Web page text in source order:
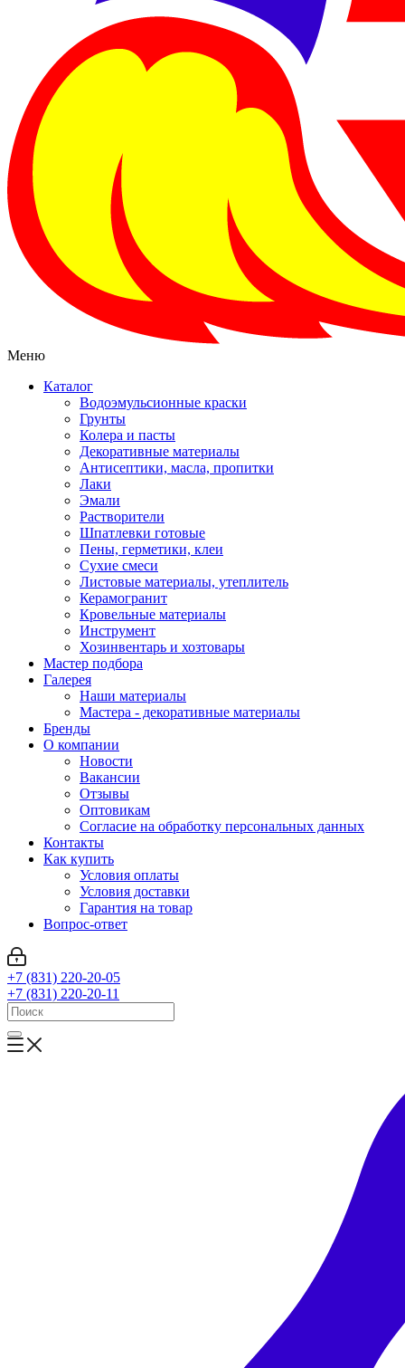
Меню
Каталог
Водоэмульсионные краски
Грунты
Колера и пасты
Декоративные материалы
Антисептики, масла, пропитки
Лаки
Эмали
Растворители
Шпатлевки готовые
Пены, герметики, клеи
Сухие смеси
Листовые материалы, утеплитель
Керамогранит
Кровельные материалы
Инструмент
Хозинвентарь и хозтовары
Мастер подбора
Галерея
Наши материалы
Мастера - декоративные материалы
Бренды
О компании
Новости
Вакансии
Отзывы
Оптовикам
Cогласие на обработку персональных данных
Контакты
Как купить
Условия оплаты
Условия доставки
Гарантия на товар
Вопрос-ответ
+7 (831) 220-20-05
+7 (831) 220-20-11